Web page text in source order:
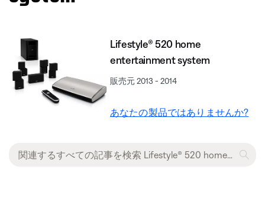
Lifestyle® 520 home
entertainment system
販売元 2013 - 2014
あなたの製品ではありませんか?